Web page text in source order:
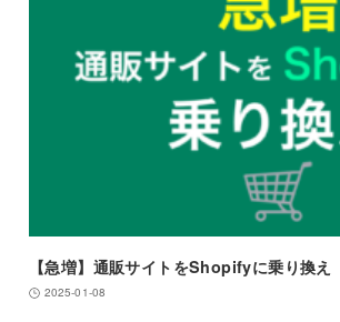
【急増】通販サイトをShopifyに乗り換え
2025-01-08